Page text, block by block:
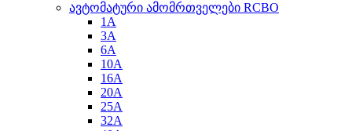
ავტომატური ამომრთველები RCBO
1A
3A
6A
10A
16A
20A
25A
32A